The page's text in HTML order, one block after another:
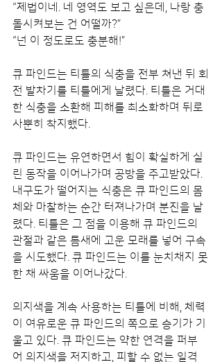
“제법이네. 네 영역도 보고 싶은데, 나랑 충
돌시켜보는 건 어떨까?”
“넌 이 정도로도 충분해!”
큐 파인드는 티틀의 식충을 전부 쳐낸 뒤 회
전 발차기를 티틀에게 날렸다. 티틀은 거대
한 식충을 소환해 피해를 최소화하며 뒤로
사뿐히 착지했다.
큐 파인드는 유연하면서 힘이 확실하게 실
린 동작을 이어나가며 공방을 주고받았다.
내구도가 떨어지는 식충은 큐 파인드의 몸
체와 마찰하는 순간 터져나가며 분진을 날
렸다. 티틀은 그 점을 이용해 큐 파인드의
관절과 같은 틈새에 고운 모래를 넣어 구속
을 시도했다. 큐 파인드는 이를 눈치채지 못
한 채 싸움을 이어나갔다.
의지색을 계속 사용하는 티틀에 비해, 체력
이 여유로운 큐 파인드의 쪽으로 승기가 기
울고 있다. 큐 파인드는 약한 연격을 퍼부
어 의지색을 저지하고, 피할 수 없는 일격